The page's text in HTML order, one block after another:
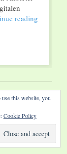
reading
this website, you
Cookie Policy